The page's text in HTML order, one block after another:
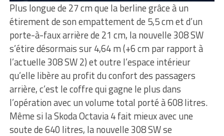
Plus longue de 27 cm que la berline grâce à un
étirement de son empattement de 5,5 cm et d’un
porte-à-faux arrière de 21 cm, la nouvelle 308 SW
s’étire désormais sur 4,64 m (+6 cm par rapport à
l’actuelle 308 SW 2) et outre l’espace intérieur
qu’elle libère au profit du confort des passagers
arrière, c’est le coffre qui gagne le plus dans
l’opération avec un volume total porté à 608 litres.
Même si la Skoda Octavia 4 fait mieux avec une
soute de 640 litres, la nouvelle 308 SW se